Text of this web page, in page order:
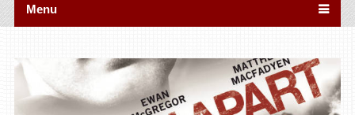
Menu